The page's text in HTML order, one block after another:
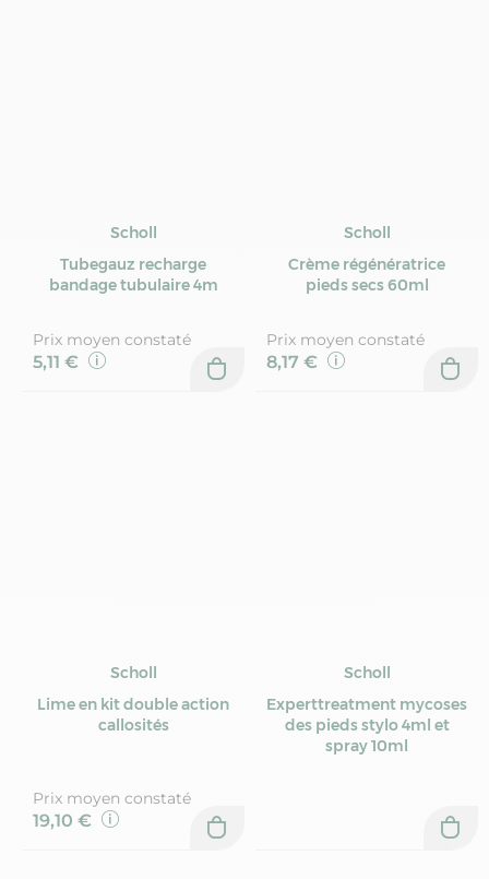
Scholl
Tubegauz recharge
bandage tubulaire 4m
Prix moyen constaté
5,11 €
Scholl
Crème régénératrice
pieds secs 60ml
Prix moyen constaté
8,17 €
Scholl
Lime en kit double action
callosités
Prix moyen constaté
19,10 €
Scholl
Experttreatment mycoses
des pieds stylo 4ml et
spray 10ml